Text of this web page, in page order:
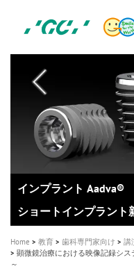
A healthy smile greatly
新発売 エバーエック
製品の詳細情報はこち
「セラスマート テクノ
「イニシャル LiSi（リ
ク」公開
歯を内部まで白くする
医療ホワイトニング テ
新製品 イオム ナゴミ
専用サイトはこちら
新製品バキュクレーブ
製品の詳細情報はこち
インプラント Aadva®
ショートインプラント
GCグループ企業
Home 教育 歯科専門家向け
講
顕微鏡治療における映像記録シス
～